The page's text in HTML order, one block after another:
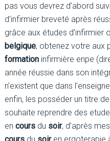
pas vous devrez d’abord
d’infirmier breveté après
grâce aux études d’infirmier
belgique, obtenez votre aux
formationinfirmière enpe
année réussie dans son
n’existent que dans
enfin, les posséder un titre
souhaite reprendre des
en coursdu soir, d’après
coursdu soiren ergoterapie